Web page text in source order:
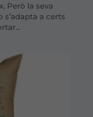
Però la seva
a certs